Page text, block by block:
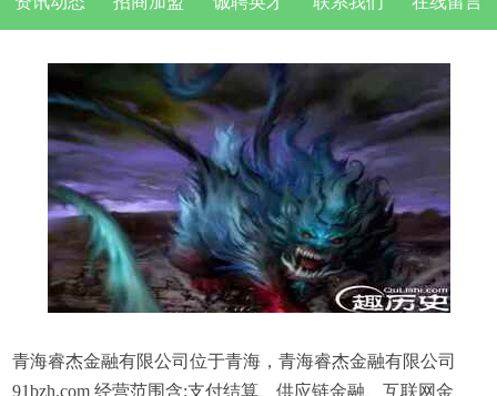
青海睿杰金融有限公司位于青海，青海睿杰金融有限公司
91bzh.com 经营范围含:支付结算、供应链金融、互联网金